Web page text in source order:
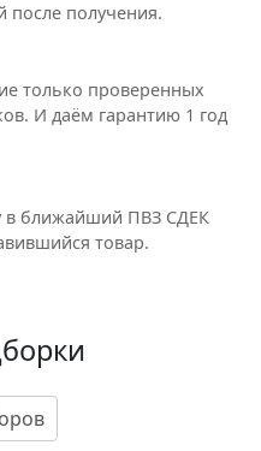
после получения.
только проверенных
И даём гарантию 1 год
в ближайший ПВЗ СДЕК
товар.